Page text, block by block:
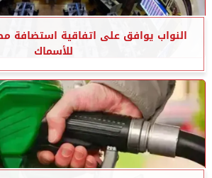
النواب يوافق على اتفاقية استضافة
للأسماك